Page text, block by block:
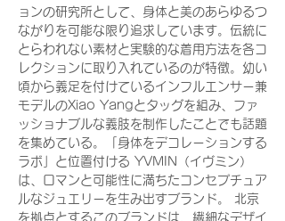
ョンの研究所として、身体と美のあらゆるつ
ながりを可能な限り追求しています。伝統に
とらわれない素材と実験的な着用方法を各コ
レクションに取り入れているのが特徴。幼い
頃から義足を付けているインフルエンサー兼
モデルのXiao Yangとタッグを組み、ファ
ッショナブルな義肢を制作したことでも話題
を集めている。「身体をデコレーションする
ラボ」と位置付ける YVMIN（イヴミン）
は、ロマンと可能性に満ちたコンセプチュア
ルなジュエリーを生み出すブランド。 北京
を拠点とするこのブランドは、繊細なデザイ